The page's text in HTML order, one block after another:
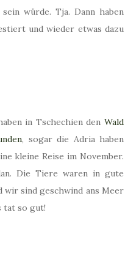
würde. Tja. Dann haben
und wieder etwas dazu
in Tschechien den Wald
, sogar die Adria haben
kleine Reise im November.
Die Tiere waren in gute
wir sind geschwind ans Meer
tat so gut!